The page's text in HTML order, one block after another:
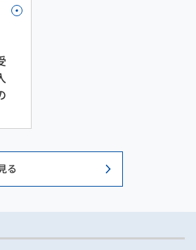
る